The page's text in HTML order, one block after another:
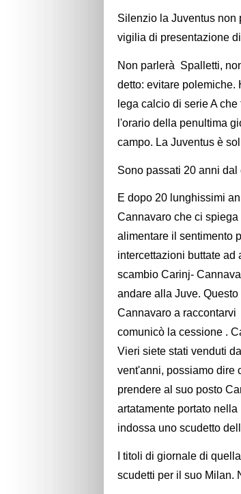
Silenzio la Juventus non
vigilia di presentazione
Non parlerà Spalletti,
detto: evitare polemiche.
lega calcio di serie A
l'orario della penultima
campo. La Juventus è
Sono passati 20 anni
E dopo 20 lunghissimi
Cannavaro che ci
alimentare il sentimento
intercettazioni buttate ad
scambio Carinj-
andare alla Juve.
Cannavaro a
comunicò la cessione .
Vieri siete stati venduti
vent'anni, possiamo dire
prendere al suo posto
artatamente portato
indossa uno scudetto
I titoli di giornale di
scudetti per il suo Milan.